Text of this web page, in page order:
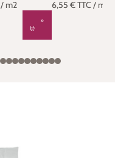
/ m2 6,55 €TTC / m2